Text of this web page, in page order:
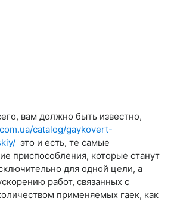
вам должно быть известно,
catalog/gaykovert-
это и есть, те самые
приспособления, которые станут
для одной цели, а
работ, связанных с
применяемых гаек, как